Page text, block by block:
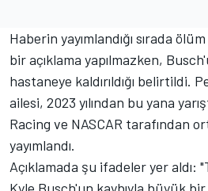
Haberin yayımlandığı sırada
bir açıklama yapılmazken,
hastaneye kaldırıldığı belirtildi.
ailesi, 2023 yılından bu yana
Racing ve NASCAR tarafından
yayımlandı.
Açıklamada şu ifadeler yer aldı: